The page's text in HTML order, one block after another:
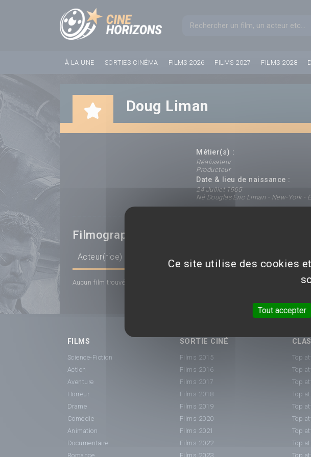
Formulaire de
À LA UNE SORTIES CINÉMA FILMS 2026 FILMS 2027 FILMS 2028
Doug Liman
Métier(s) :
Réalisateur
Producteur
Date & lieu de naissance :
24 Juillet 1965
Né Douglas Eric Liman - New-York -
Filmographie
Acteur(rice)
Aucun film trouvé...
FILMS
Science-Fiction
Action
Aventure
Horreur
Drame
Comédie
Animation
Documentaire
Romance
SORTIE CINÉ
Films 2015
Films 2016
Films 2017
Films 2018
Films 2019
Films 2020
Films 2021
Films 2022
Films 2023
Top
Top
Top
Top
Top
Top
Top
Top
Top
Panneau de gestion des cookies
Ce site utilise des cookies
Tout accepter